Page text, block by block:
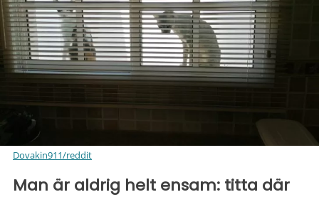
Dovakin911/reddit
Man är aldrig helt ensam: titta där